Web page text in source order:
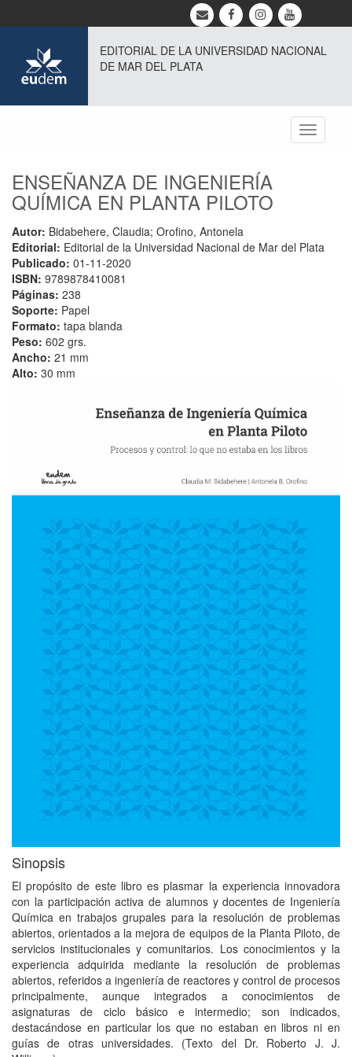
EDITORIAL DE LA UNIVERSIDAD NACIONAL
DE MAR DEL PLATA
Toggle
ENSEÑANZA DE INGENIERÍA
QUÍMICA EN PLANTA PILOTO
Autor: Bidabehere, Claudia; Orofino, Antonela
Editorial: Editorial de la Universidad Nacional de Mar del Plata
Publicado: 01-11-2020
ISBN: 9789878410081
Páginas: 238
Soporte: Papel
Formato: tapa blanda
Peso: 602 grs.
Ancho: 21 mm
Alto: 30 mm
Sinopsis
El propósito de este libro es plasmar la experiencia innovadora
con la participación activa de alumnos y docentes de Ingeniería
Química en trabajos grupales para la resolución de problemas
abiertos, orientados a la mejora de equipos de la Planta Piloto, de
servicios institucionales y comunitarios. Los conocimientos y la
experiencia adquirida mediante la resolución de problemas
abiertos, referidos a ingeniería de reactores y control de procesos
principalmente, aunque integrados a conocimientos de
asignaturas de ciclo básico e intermedio; son indicados,
destacándose en particular los que no estaban en libros ni en
guías de otras universidades. (Texto del Dr. Roberto J. J.